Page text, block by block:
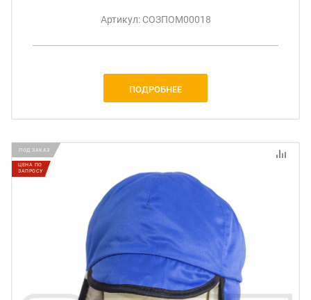
Артикул: СОЗПОМ00018
ПОДРОБНЕЕ
ПОД ЗАКАЗ
ЦЕНА ПО
ЗАПРОСУ